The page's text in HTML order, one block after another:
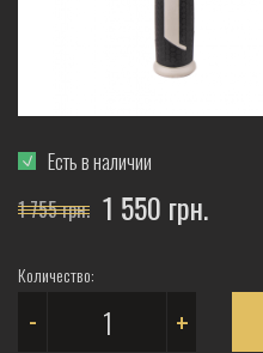
Есть в наличии
1 755 грн. 1 550 грн.
Количество:
- +